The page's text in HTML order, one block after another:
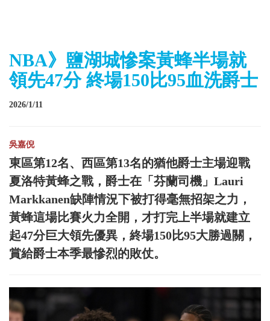
NBA》鹽湖城慘案黃蜂半場就
領先47分 終場150比95血洗爵士
2026/1/11
吳嘉倪
東區第12名、西區第13名的猶他爵士主場迎戰
夏洛特黃蜂之戰，爵士在「芬蘭司機」Lauri
Markkanen缺陣情況下被打得毫無招架之力，
黃蜂這場比賽火力全開，才打完上半場就建立
起47分巨大領先優異，終場150比95大勝過關，
賞給爵士本季最慘烈的敗仗。